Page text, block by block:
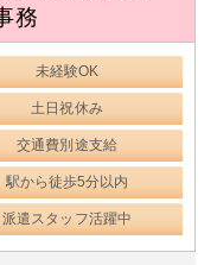
務
未経験OK
土日祝休み
交通費別途支給
駅から徒歩5分以内
派遣スタッフ活躍中